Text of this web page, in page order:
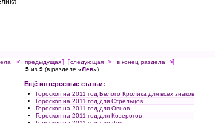
<- предыдущая] [ следующая -> в конец раздела ->]
5из 9(в разделе «Лев»)
Ещё интересные статьи:
Гороскоп на 2011 год Белого Кролика для всех знаков
Гороскоп на 2011 год для Стрельцов
Гороскоп на 2011 год для Овнов
Гороскоп на 2011 год для Козерогов